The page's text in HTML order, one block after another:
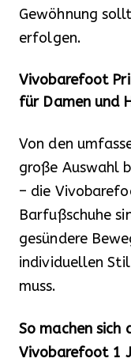
Gewöhnung
erfolgen.
Vivobarefoot
für Damen und
Von den
große Auswahl
– die
Barfußschuhe
gesündere
individuellen
muss.
So machen sich
Vivobarefoot 1